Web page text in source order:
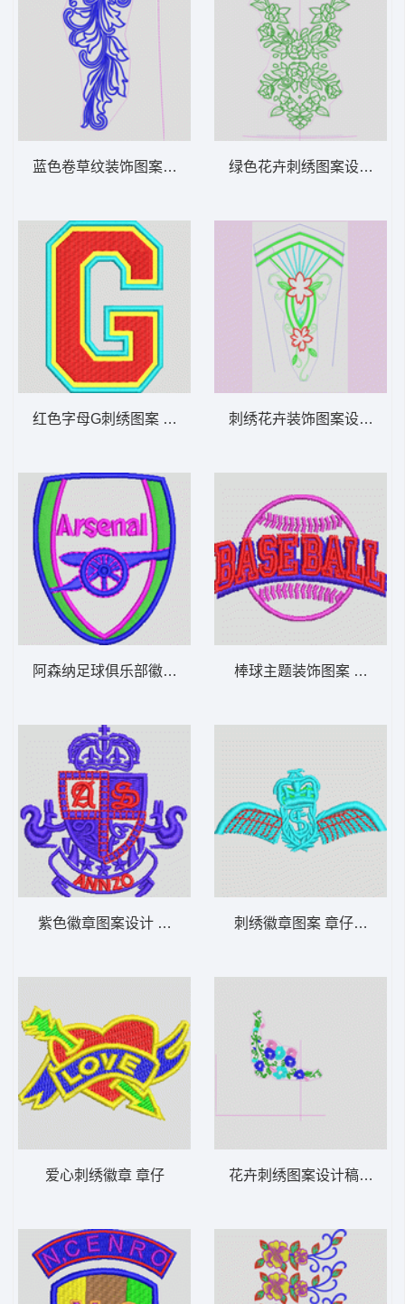
蓝色卷草纹装饰图案 抽象曲线头发
红色字母G刺绣图案 字母G
阿森纳足球俱乐部徽章 章仔arsenal
紫色徽章图案设计 章仔
爱心刺绣徽章 章仔
绿色花卉刺绣图案设计图
刺绣花卉装饰图案设计图
棒球主题装饰图案 章仔
刺绣徽章图案 章仔翅膀
花卉刺绣图案设计稿 经典花